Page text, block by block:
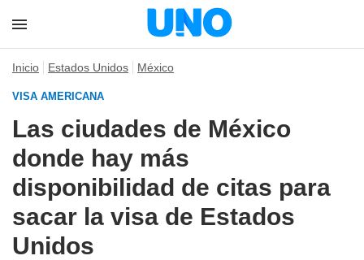
Inicio Estados Unidos México
VISA AMERICANA
Las ciudades de México
donde hay más
disponibilidad de citas para
sacar la visa de Estados
Unidos